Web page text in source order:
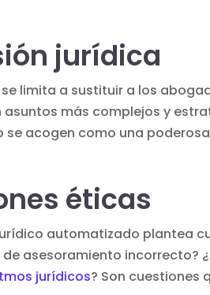
jurídica
limita a sustituir a los
más complejos y
se acogen como una
éticas
automatizado plantea
asesoramiento incorrecto?
jurídicos? Son cuestiones